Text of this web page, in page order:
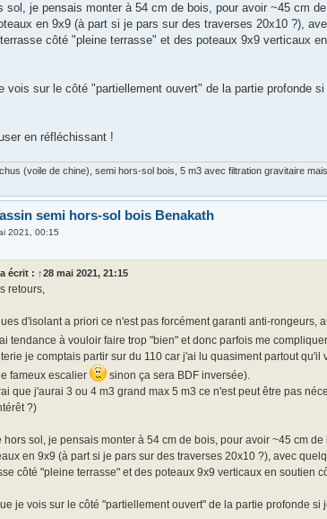
sol, je pensais monter à 54 cm de bois, pour avoir ~45 cm
en 9x9 (à part si je pars sur des traverses 20x10 ?),
côté "pleine terrasse" et des poteaux 9x9 verticaux
vois sur le côté "partiellement ouvert" de la partie profonde
en réfléchissant !
(voile de chine), semi hors-sol bois, 5 m3 avec filtration gravitaire
semi hors-sol bois Benakath
2021, 00:15
a écrit : ↑28 mai 2021, 21:15
retours,
d'isolant a priori ce n'est pas forcément garanti anti-rongeurs,
tendance à vouloir faire trop "bien" et donc parfois me compliquer
je comptais partir sur du 110 car j'ai lu quasiment partout
fameux escalier
sinon ça sera BDF inversée).
que j'aurai 3 ou 4 m3 grand max 5 m3 ce n'est peut être pas
?)
hors sol, je pensais monter à 54 cm de bois, pour avoir ~45 cm
en 9x9 (à part si je pars sur des traverses 20x10 ?), avec
côté "pleine terrasse" et des poteaux 9x9 verticaux en soutien
je vois sur le côté "partiellement ouvert" de la partie profonde